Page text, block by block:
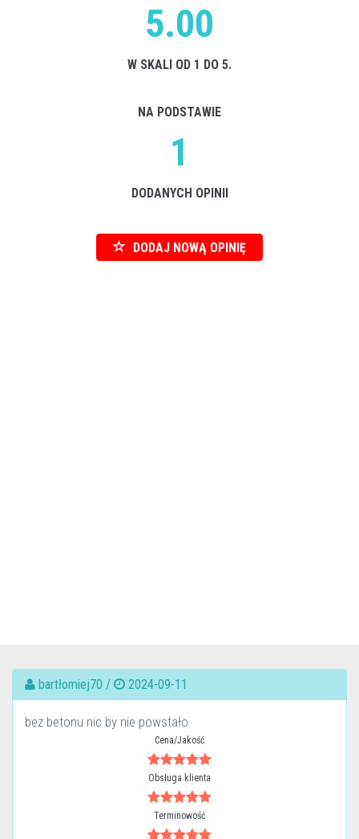
5.00
W SKALI OD 1 DO 5.
NA PODSTAWIE
1
DODANYCH OPINII
DODAJ NOWĄ OPINIĘ
bartłomiej70 / 2024-09-11
bez betonu nic by nie powstało
Cena/Jakość
Obsługa klienta
Terminowość